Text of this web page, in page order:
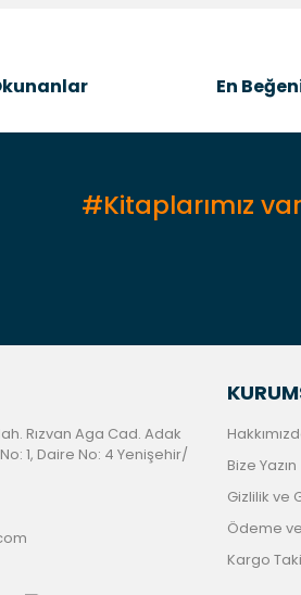
hatalar bulunuyor.
En
#Kitaplarımız
Rızvan Aga Cad. Adak
1, Daire No: 4 Yenişehir/
Bize Yazın
Gizlilik ve
Ödeme
Kargo